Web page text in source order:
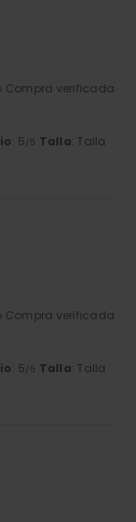
Compra verificada
: 5/5 Talla: Talla
Compra verificada
: 5/5 Talla: Talla